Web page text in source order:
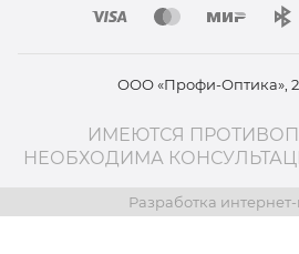
ООО «Профи-Оптика»,
ИМЕЮТСЯ
НЕОБХОДИМА
Разработка